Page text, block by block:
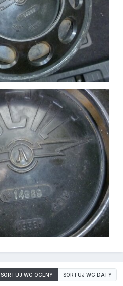
SORTUJ WG OCENY SORTUJ WG DATY